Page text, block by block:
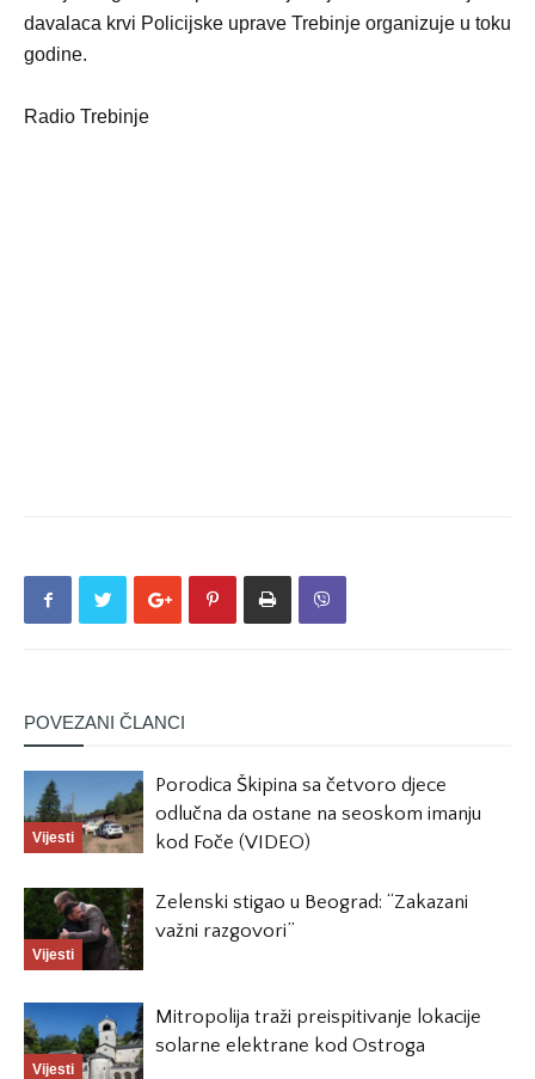
davalaca krvi Policijske uprave Trebinje organizuje u toku
godine.
Radio Trebinje
POVEZANI ČLANCI
Vijesti
Porodica Škipina sa četvoro djece
odlučna da ostane na seoskom imanju
kod Foče (VIDEO)
Vijesti
Zelenski stigao u Beograd: “Zakazani
važni razgovori”
Vijesti
Mitropolija traži preispitivanje lokacije
solarne elektrane kod Ostroga